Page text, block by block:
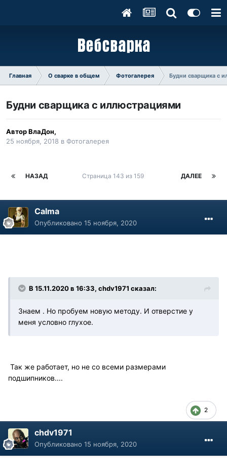
Главная О сварке в общем Фотогалерея Будни сварщика с
Будни сварщика с иллюстрациями
АвторВлаДон,
25 ноября, 2018 в Фотогалерея
НАЗАД ДАЛЕЕ
Страница 143 из 159
Calma
Опубликовано 15 ноября, 2020
В 15.11.2020 в 16:33, chdv1971 сказал:
Знаем . Но пробуем новую методу. И отверстие у
меня условно глухое.
Так же работает, но не со всеми размерами
подшипников....
2
chdv1971
Опубликовано 15 ноября, 2020